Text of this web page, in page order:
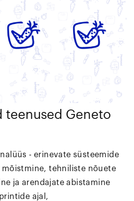
teenused Geneto
- erinevate süsteemide
mõistmine, tehniliste nõuete
ja arendajate abistamine
ajal,